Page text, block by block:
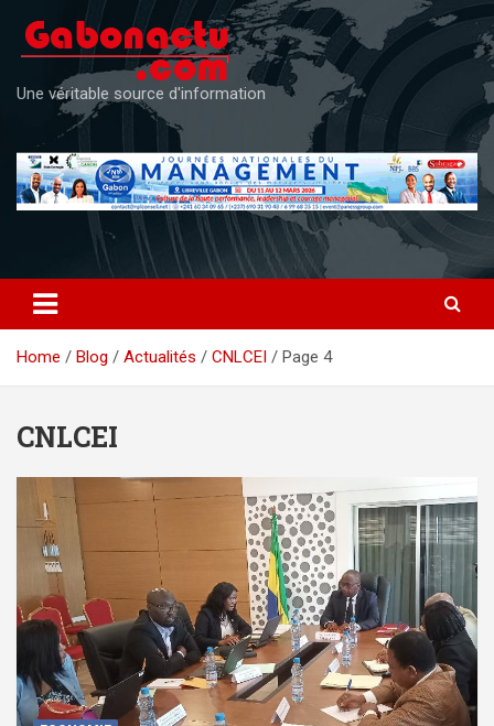
content
Une véritable source d'information
Home Blog Actualités CNLCEI Page 4
CNLCEI